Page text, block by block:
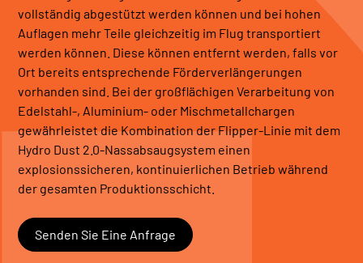
vollständig abgestützt werden können und bei hohen
Auflagen mehr Teile gleichzeitig im Flug transportiert
werden können. Diese können entfernt werden, falls vor
Ort bereits entsprechende Förderverlängerungen
vorhanden sind. Bei der großflächigen Verarbeitung von
Edelstahl-, Aluminium- oder Mischmetallchargen
gewährleistet die Kombination der Flipper-Linie mit dem
Hydro Dust 2.0-Nassabsaugsystem einen
explosionssicheren, kontinuierlichen Betrieb während
der gesamten Produktionsschicht.
Senden Sie Eine Anfrage